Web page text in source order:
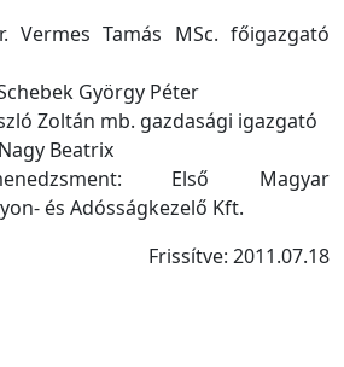
Vermes Tamás MSc. főigazgató
György Péter
Zoltán mb. gazdasági igazgató
Beatrix
Első Magyar
és Adósságkezelő Kft.
Frissítve: 2011.07.18